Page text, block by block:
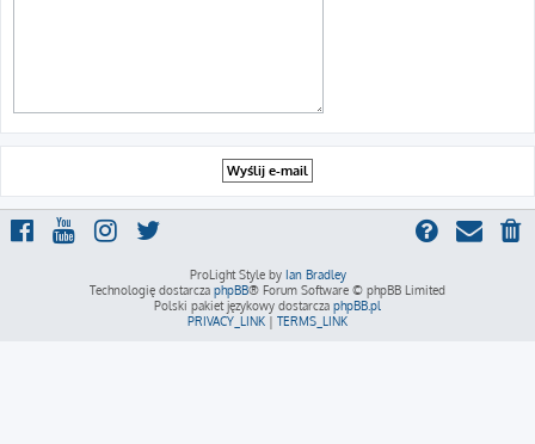
ProLight Style by Ian Bradley
Technologię dostarcza phpBB® Forum Software © phpBB Limited
Polski pakiet językowy dostarcza phpBB.pl
PRIVACY_LINK | TERMS_LINK